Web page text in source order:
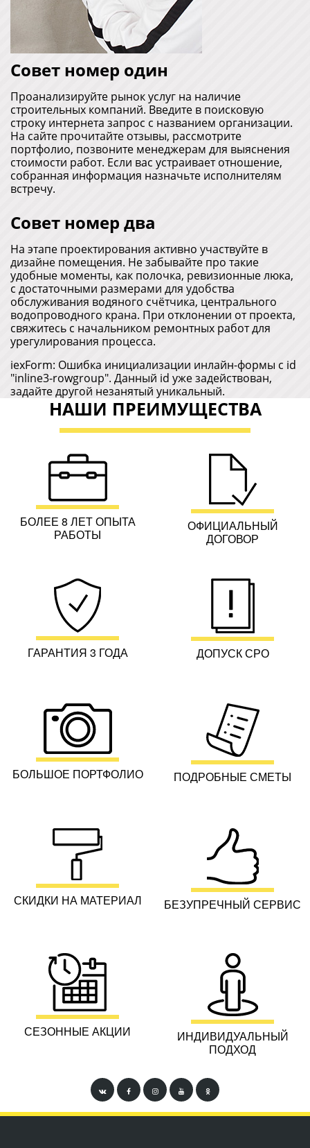
Совет номер один
Проанализируйте рынок услуг на наличие
строительных компаний. Введите в поисковую
строку интернета запрос с названием организации.
На сайте прочитайте отзывы, рассмотрите
портфолио, позвоните менеджерам для выяснения
стоимости работ. Если вас устраивает отношение,
собранная информация назначьте исполнителям
встречу.
Совет номер два
На этапе проектирования активно участвуйте в
дизайне помещения. Не забывайте про такие
удобные моменты, как полочка, ревизионные люка,
с достаточными размерами для удобства
обслуживания водяного счётчика, центрального
водопроводного крана. При отклонении от проекта,
свяжитесь с начальником ремонтных работ для
урегулирования процесса.
iexForm: Ошибка инициализации инлайн-формы с id
"inline3-rowgroup". Данный id уже задействован,
задайте другой незанятый уникальный.
НАШИ ПРЕИМУЩЕСТВА
БОЛЕЕ 8 ЛЕТ ОПЫТА
РАБОТЫ
ОФИЦИАЛЬНЫЙ
ДОГОВОР
ГАРАНТИЯ 3 ГОДА ДОПУСК СРО
БОЛЬШОЕ ПОРТФОЛИО ПОДРОБНЫЕ СМЕТЫ
СКИДКИ НА МАТЕРИАЛ БЕЗУПРЕЧНЫЙ СЕРВИС
СЕЗОННЫЕ АКЦИИ
ИНДИВИДУАЛЬНЫЙ
ПОДХОД